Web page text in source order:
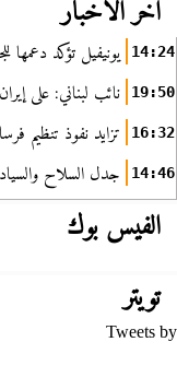
آخر الأخبار
14:24 يونيفيل تؤكد دعمها
19:50 نائب لبناني: على
16:32 تزايد نفوذ تنظيم
14:46 جدل السلاح
الفيس بوك
تويتر
Tweets by